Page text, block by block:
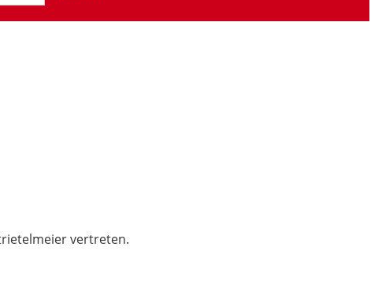
vertreten.